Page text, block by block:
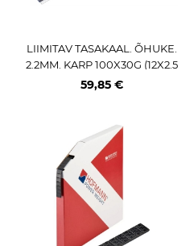
LIIMITAV TASAKAAL. ÕHUKE.
2.2MM. KARP 100X30G (12X2.5
G) FE. HALL. SPEEDLINER TE
59,85 €